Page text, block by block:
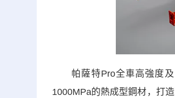
帕薩特Pro全車高強度及
1000MPa的熱成型鋼材，打